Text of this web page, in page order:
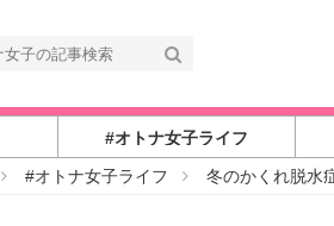
#オトナ女子ライフ
#オトナ女子ライフ 冬のかくれ脱水